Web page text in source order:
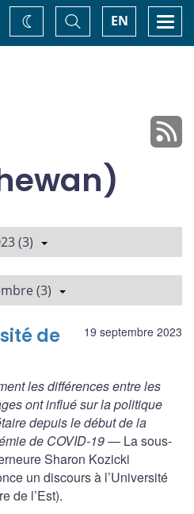
EN
Basculer
la
recherche
Changez
de
(3)
(3)
19 septembre 2023
de
les différences entre les
ont influé sur la politique
depuis le début de la
de COVID-19— La sous-
Sharon Kozicki
un discours à l’Université
de l’Est).